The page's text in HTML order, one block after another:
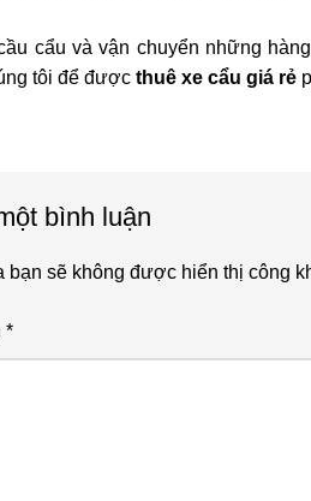
cẩu và vận chuyển những
tôi để được thuê xe cẩu giá rẻ
bình luận
bạn sẽ không được hiển thị công
*